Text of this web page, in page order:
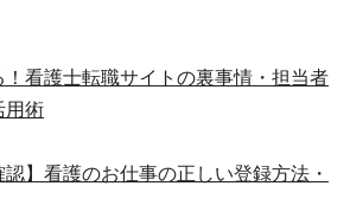
看護士転職サイトの裏事情・担当者
用術
認】看護のお仕事の正しい登録方法・